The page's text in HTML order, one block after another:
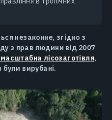
незаконне, згідно з
з прав людини від 2007
лісозаготівля,
були вирубані.